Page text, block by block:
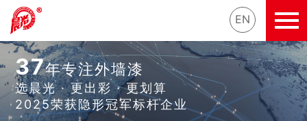
EN
37年专注外墙漆
选晨光 · 更出彩 · 更划算
2025荣获隐形冠军标杆企业